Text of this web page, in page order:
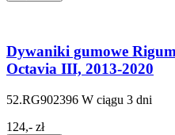
Dywaniki gumowe
Octavia III, 2013-2020
52.RG902396 W ciągu 3 dni
124,- zł